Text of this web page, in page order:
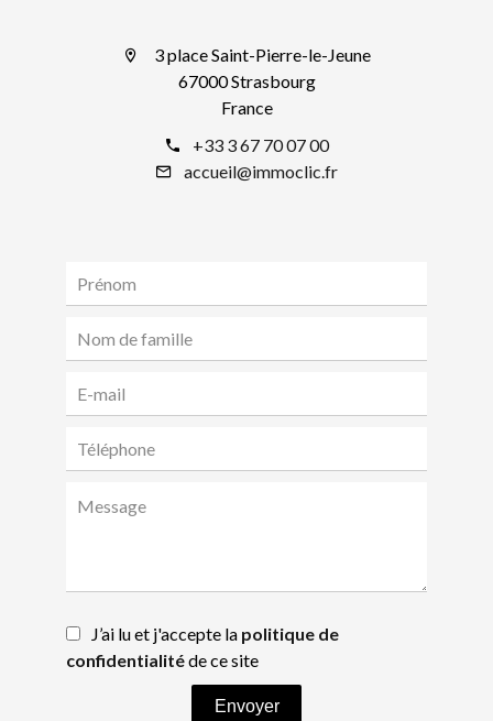
3 place Saint-Pierre-le-Jeune
67000 Strasbourg
France
+33 3 67 70 07 00
accueil@immoclic.fr
J’ai lu et j'accepte la politique de
confidentialitéde ce site
Envoyer